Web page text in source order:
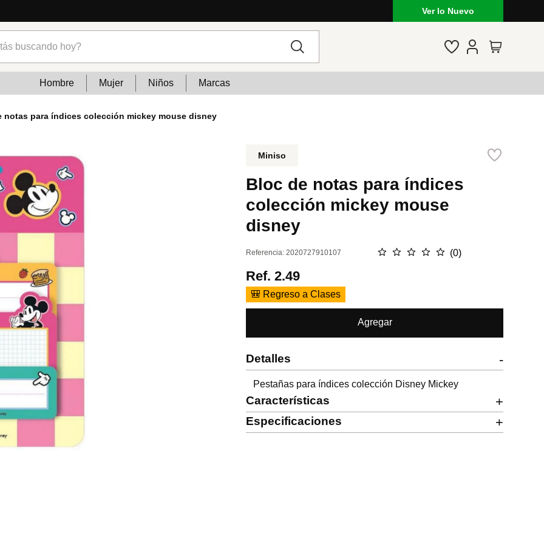
Ver lo Nuevo
Hombre Mujer Niños Marcas
notas para índices colección mickey mouse disney
Miniso
Bloc de notas para índices
colección mickey mouse
disney
Referencia:2020727910107 ☆ ☆ ☆ ☆ ☆ (0)
Ref.2.49
🎒 Regreso a Clases
Agregar
Detalles -
Pestañas para índices colección Disney Mickey
Características +
Especificaciones +